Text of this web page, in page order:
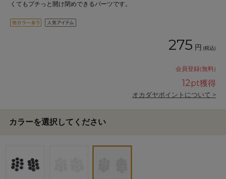
くてもプチっと開け閉めできるパーツです。
275 円 (税込)
会員登録(無料)
12pt獲得
オカダヤポイントについて >
カラーを選択してください